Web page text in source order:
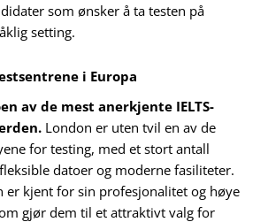
som ønsker å ta testen på
setting.
i Europa
av de mest anerkjente IELTS-
London er uten tvil en av de
for testing, med et stort antall
datoer og moderne fasiliteter.
er kjent for sin profesjonalitet og høye
gjør dem til et attraktivt valg for